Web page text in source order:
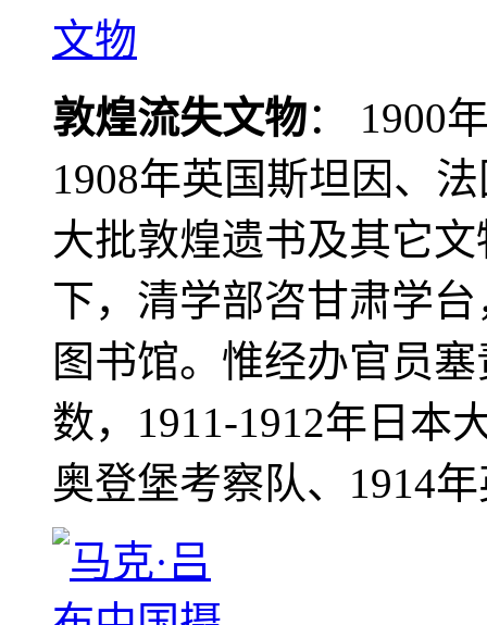
敦煌流失文物： 1900
1908年英国斯坦因、
大批敦煌遗书及其它
下，清学部咨甘肃学
图书馆。惟经办官员
数，1911-1912年日本
奥登堡考察队、1914